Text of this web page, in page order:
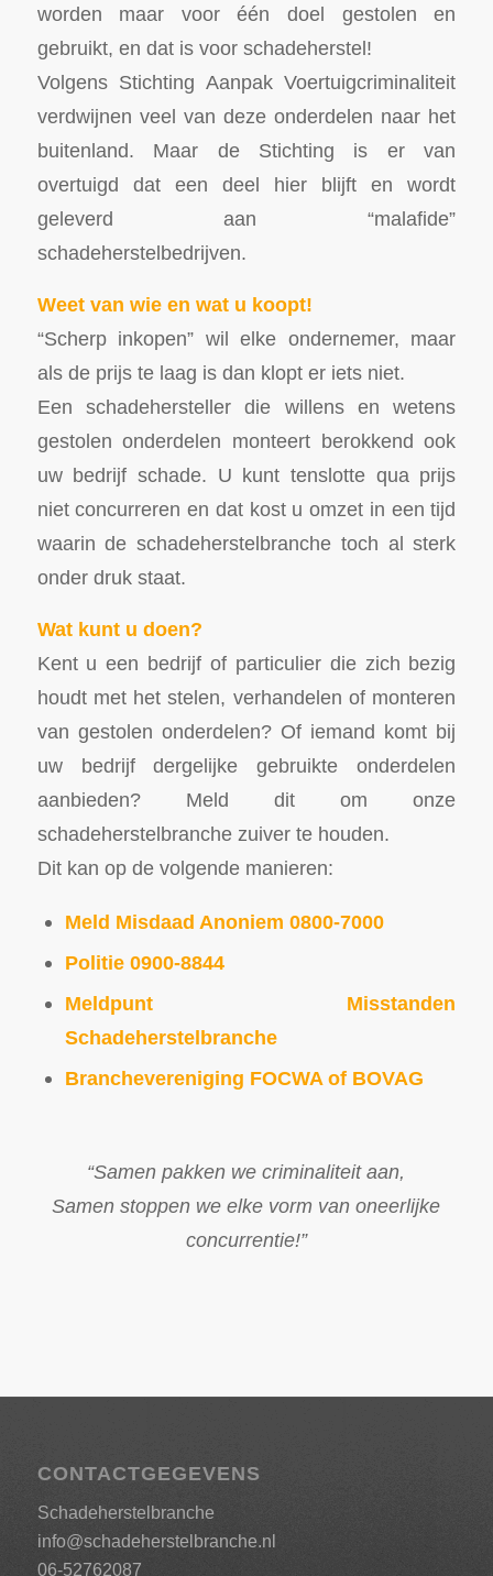
worden maar voor één doel gestolen en
gebruikt, en dat is voor schadeherstel!
Volgens Stichting Aanpak Voertuigcriminaliteit
verdwijnen veel van deze onderdelen naar het
buitenland. Maar de Stichting is er van
overtuigd dat een deel hier blijft en wordt
geleverd aan “malafide”
schadeherstelbedrijven.
Weet van wie en wat u koopt!
“Scherp inkopen” wil elke ondernemer, maar
als de prijs te laag is dan klopt er iets niet.
Een schadehersteller die willens en wetens
gestolen onderdelen monteert berokkend ook
uw bedrijf schade. U kunt tenslotte qua prijs
niet concurreren en dat kost u omzet in een tijd
waarin de schadeherstelbranche toch al sterk
onder druk staat.
Wat kunt u doen?
Kent u een bedrijf of particulier die zich bezig
houdt met het stelen, verhandelen of monteren
van gestolen onderdelen? Of iemand komt bij
uw bedrijf dergelijke gebruikte onderdelen
aanbieden? Meld dit om onze
schadeherstelbranche zuiver te houden.
Dit kan op de volgende manieren:
Meld Misdaad Anoniem 0800-7000
Politie 0900-8844
Meldpunt Misstanden
Schadeherstelbranche
Branchevereniging FOCWA of BOVAG
“Samen pakken we criminaliteit aan,
Samen stoppen we elke vorm van oneerlijke
concurrentie!”
CONTACTGEGEVENS
Schadeherstelbranche
info@schadeherstelbranche.nl
06-52762087